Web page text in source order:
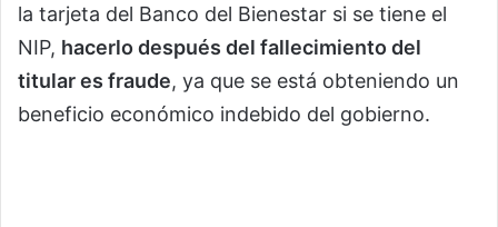
la tarjeta del Banco del Bienestar si se tiene el
NIP, hacerlo después del fallecimiento del
titular es fraude, ya que se está obteniendo un
beneficio económico indebido del gobierno.